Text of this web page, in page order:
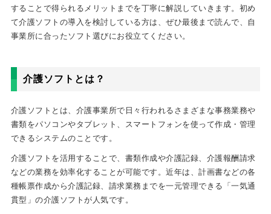
することで得られるメリットまでを丁寧に解説していきます。初め
て介護ソフトの導入を検討している方は、ぜひ最後まで読んで、自
事業所に合ったソフト選びにお役立てください。
介護ソフトとは？
介護ソフトとは、介護事業所で日々行われるさまざまな事務業務や
書類をパソコンやタブレット、スマートフォンを使って作成・管理
できるシステムのことです。
介護ソフトを活用することで、書類作成や介護記録、介護報酬請求
などの業務を効率化することが可能です。近年は、計画書などの各
種帳票作成から介護記録、請求業務までを一元管理できる「一気通
貫型」の介護ソフトが人気です。